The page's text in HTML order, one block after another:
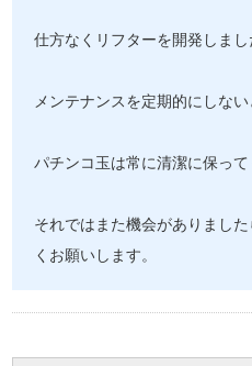
仕方なくリフターを開発しまし
メンテナンスを定期的にしな
パチンコ玉は常に清潔に保って
それではまた機会がありまし
くお願いします。